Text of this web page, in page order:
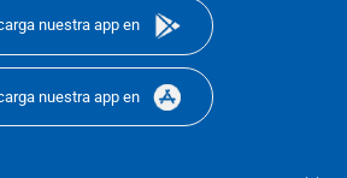
nuestra app en
nuestra app en